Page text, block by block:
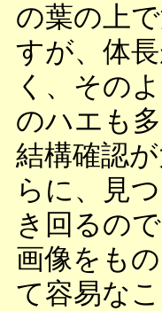
の葉の上
すが、体
く、その
のハエも
結構確認
らに、見
き回るの
画像をも
て容易な